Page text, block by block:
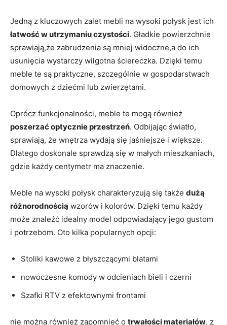
Jedną z kluczowych⁤ zalet mebli na ‍wysoki połysk jest ich ​
łatwość ⁣w⁤ utrzymaniu⁤ czystości. Gładkie powierzchnie
sprawiają,że zabrudzenia⁣ są mniej ⁤widoczne,a ‍do ich
usunięcia wystarczy⁣ wilgotna ściereczka. Dzięki temu
⁤meble⁢ te są praktyczne,⁢ szczególnie⁢ w gospodarstwach
⁤domowych z dziećmi ‌lub zwierzętami.
Oprócz⁢ funkcjonalności, meble te mogą ⁤również
poszerzać optycznie przestrzeń. Odbijając światło,
sprawiają, ‌że wnętrza ⁤wydają się jaśniejsze i większe.
Dlatego ⁢doskonale ⁢sprawdzą się w małych mieszkaniach,
gdzie każdy ‌centymetr ma ‍znaczenie.
Meble na wysoki połysk charakteryzują się ​także dużą
różnorodnością ​wzorów i kolorów. Dzięki temu każdy
może znaleźć idealny model odpowiadający jego gustom
i⁤ potrzebom. ‌Oto kilka popularnych⁣ opcji:
Stoliki kawowe z‍ błyszczącymi blatami
nowoczesne komody w ‌odcieniach bieli i czerni
Szafki RTV z efektownymi frontami
nie można ‍również zapomnieć ​o⁣ trwałości materiałów, ​z